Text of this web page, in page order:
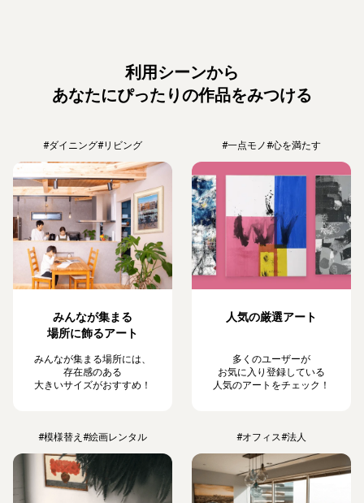
利用シーンから
あなたにぴったりの作品をみつける
#ダイニング#リビング
みんなが集まる
場所に飾るアート
みんなが集まる場所には、
存在感のある
大きいサイズがおすすめ！
#一点モノ#心を満たす
人気の厳選アート
多くのユーザーが
お気に入り登録している
人気のアートをチェック！
#模様替え #絵画レンタル #オフィス#法人